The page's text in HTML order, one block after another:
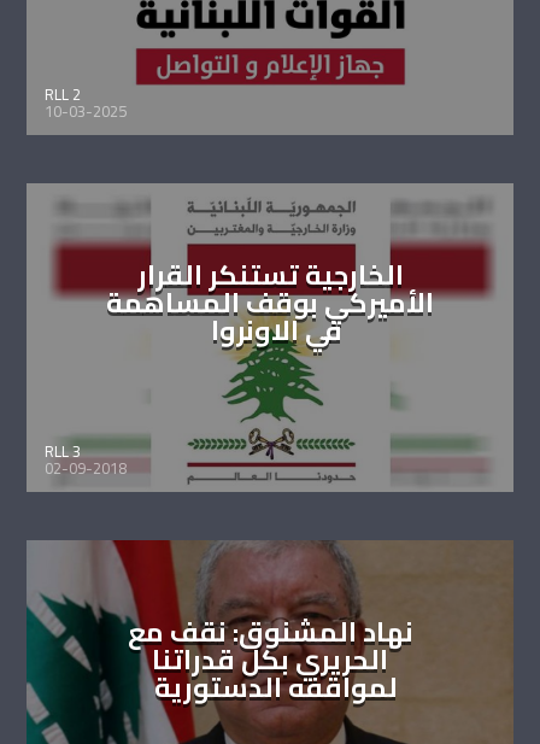
RLL 2
10-03-2025
الخارجية تستنكر القرار
الأميركي بوقف المساهمة
في الاونروا
RLL 3
02-09-2018
نهاد المشنوق: نقف مع
الحريري بكل قدراتنا
لمواقفه الدستورية